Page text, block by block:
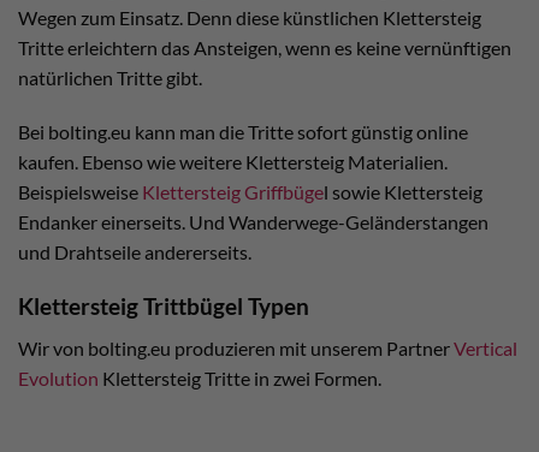
Wegen zum Einsatz. Denn diese künstlichen Klettersteig
Tritte erleichtern das Ansteigen, wenn es keine vernünftigen
natürlichen Tritte gibt.
Bei bolting.eu kann man die Tritte sofort günstig online
kaufen. Ebenso wie weitere Klettersteig Materialien.
Beispielsweise Klettersteig Griffbügel sowie Klettersteig
Endanker einerseits. Und Wanderwege-Geländerstangen
und Drahtseile andererseits.
Klettersteig Trittbügel Typen
Wir von bolting.eu produzieren mit unserem PartnerVertical
Evolution Klettersteig Tritte in zwei Formen.